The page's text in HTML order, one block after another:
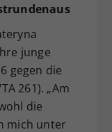
junge
gegen die
261). „Am
die
mich unter